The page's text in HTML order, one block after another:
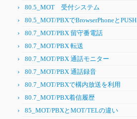
80.5_MOT 受付システム
80.5_MOT/PBXでBrowserPhoneとPUSH
80.7_MOT/PBX 留守番電話
80.7_MOT/PBX 転送
80.7_MOT/PBX 通話モニター
80.7_MOT/PBX 通話録音
80.7_MOT/PBXで構内放送を利用
80.7_MOT/PBX着信履歴
85_MOT/PBXとMOT/TELの違い